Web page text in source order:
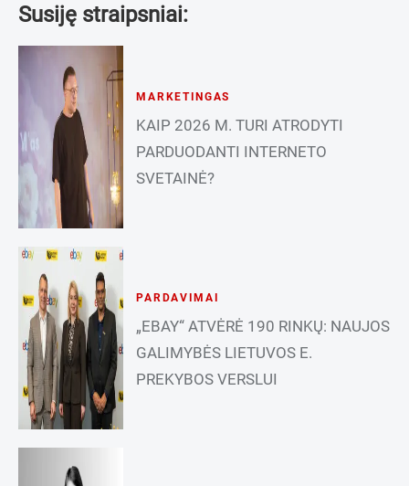
Susiję straipsniai:
MARKETINGAS
KAIP 2026 M. TURI ATRODYTI
PARDUODANTI INTERNETO
SVETAINĖ?
PARDAVIMAI
„EBAY“ ATVĖRĖ 190 RINKŲ: NAUJOS
GALIMYBĖS LIETUVOS E.
PREKYBOS VERSLUI